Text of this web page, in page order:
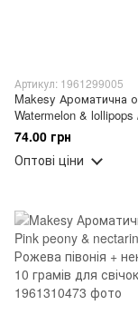
Артикул: 1961299005
Makesy Ароматична
Watermelon & lollipops
льодяники, 10 грамів
свічок
74.00 грн
Оптові ціни